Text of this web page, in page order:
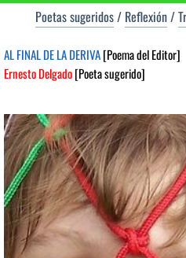
Poetas sugeridos/ Reflexión/
AL FINAL DE LA DERIVA[Poema del Editor]
Ernesto Delgado[Poeta sugerido]